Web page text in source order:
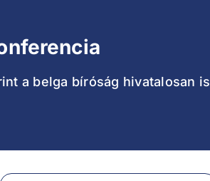
a belga bíróság hivatalosan is